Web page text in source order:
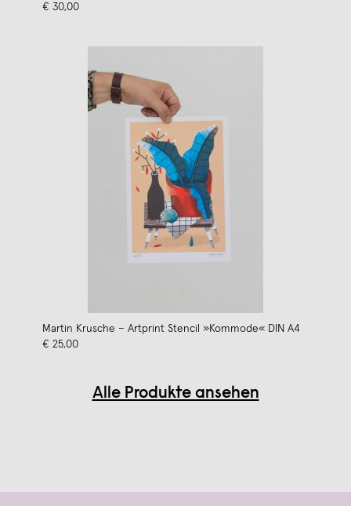
€ 30,00
Martin Krusche – Artprint Stencil »Kommode« DIN A4
€ 25,00
Alle Produkte ansehen